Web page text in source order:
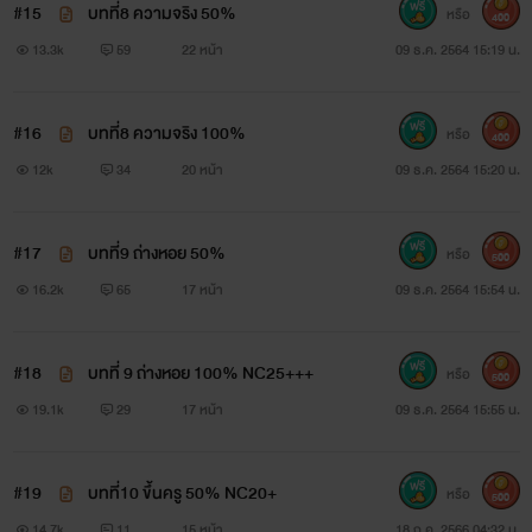
“เฮียแฟรงก์ ช่วยพลอยหน่อยสิคะ” พลอยลดาพูดออกไป
“ช่วยอะไรก็รีบๆพูดมาสิ มายืนอ่อยอยู่ได้ ” แฟรงก์ตอบกลับ
ห้ามใจไม่ให้คิดเกินเลยกับพลอยลดา ตามคำสัญญาที่ให้กับพิชชา
ภาและพี่ชายของเขาไว้ตั้งแต่3ปีก่อน
เดียวเอง คือ เฮียแฟรงก์ช่วย อ่อ คือ ช่วยสาธิตวิธีช่วยตัวเองให้
พลอยดูหน่อยได้ไหมคะ” พลอยลดาพูดตะกุกตะกะไป จนกระทั่ง
กลั้นใจพูดจนจบอย่างอายๆ ใช่สิเป็นใครจะไม่อายบ้างที่ต้องมาพูด
แบบนี้ แต่ถ้าทำแล้วเธอจะไม่เสียเขาไปให้ใคร เธอยอมทำ
#15 บทที่8 ความจริง 50%
13.3k 59 22 หน้า 09 ธ.ค. 2564 15:19 น.
หรือ 400
#16 บทที่8 ความจริง 100%
12k 34 20 หน้า 09 ธ.ค. 2564 15:20 น.
หรือ 400
#17 บทที่9 ถ่างหอย 50%
16.2k 65 17 หน้า 09 ธ.ค. 2564 15:54 น.
หรือ 500
#18 บทที่ 9 ถ่างหอย 100% NC25+++
19.1k 29 17 หน้า 09 ธ.ค. 2564 15:55 น.
หรือ 500
#19 บทที่10 ขึ้นครู 50% NC20+ หรือ 500